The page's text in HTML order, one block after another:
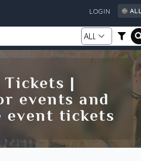
Source
LOGIN
AU
DE
FI
GB
IE
Tickets |
events and
event tickets